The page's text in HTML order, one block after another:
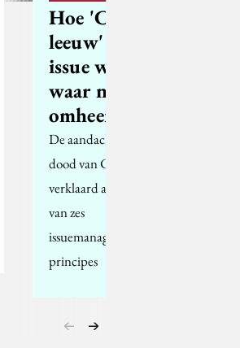
Hoe 'Cecil de
leeuw' een
issue werd
waar niemand
omheen kon
De aandacht voor de
dood van Cecil
verklaard aan de hand
van zes
issuemanagement-
principes